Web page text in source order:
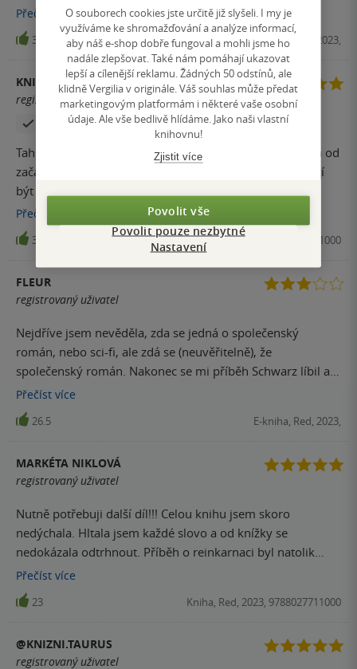
Epocha, jinak bych nemela klid a nelituji, bylo to krasne.
Přečíst více
30 E-kniha, Red, 2023,
KNIHOMOLKA_Z_HOR
registrovaný uživatel
Zakoupil produkt
Tahle knížka vážně klame svojí obálkou. Swayze mi byla od
začátku velmi sympatická. Energická žena, která se snaží
být tu pro lidi, na kterých jí záleží. Líbilo se mi, jak
přistupuje k malé Morgan, bylo vidět, že ji má velmi ráda,
ale nehraje si na její maminku. Nate mě moc bavil, jeho
humor mě několikrát rozesmál. Jsem zvědavá, kam se
jejich vztah posune v dalších dílech. Jediná postava, která
mě trochu štvala byl Grif, ale jen asi první třetinu knihy.
Sexy, krásný, hodný, vnímavý, chápavý, prostě absolutně
dokonalý Swayzin přítel. Naštěstí se poté projevil jako
člověk a dál už to byl normální muž z masa a kostí. Příběh
mě opravdu bavil, je čtivě napsaný a líbilo se mi spojení
romantické linky s prvky tajemna a paranormálna. To jsem
snad u žádné knížky ještě neviděla a vážně to bylo skvělé
čtení. Na konci samozřejmě přišel obrovský WOW
dozvíme jak je to s tímto trojlístkem hlavních postav dál.
Přečíst
30 Kniha, Red, 2023, 9788027711000
FLEUR
registrovaný uživatel
Nejdříve jsem nevěděla, zda se jedná o společenský
román, nebo sci-fi, ale zdá se (neuvěřitelně), že
společenský román. Nakonec se mi příběh Schwarz líbil a
jelikož skončil parádním cliff-hangerem, těším se na
pokračování.
Přečíst více
26.5 E-kniha, Red, 2023,
MARKÉTA NIKLOVÁ
registrovaný uživatel
Nutně potřebuji další díl!!! Celou knihu jsem skoro
nedýchala. Hltala jsem každé slovo a od knížky se
nedokázala odtrhnout. Příběh o reinkarnaci byl natolik
zajímavý, že mě štve, že jsem nepočkala až budou všechny
díly. Ten konec... Prostě jedním slovem BOMBA!
Přečíst více
23 Kniha, Red, 2023, 9788027711000
@KNIZNI.TAURUS
registrovaný uživatel
O souborech cookies jste určitě již slyšeli. I my je
využíváme ke shromažďování a analýze informací,
aby náš e-shop dobře fungoval a mohli jsme ho
nadále zlepšovat. Také nám pomáhají ukazovat
lepší a cílenější reklamu. Žádných 50 odstínů, ale
klidně Vergilia v originále. Váš souhlas může předat
marketingovým platformám i některé vaše osobní
údaje. Ale vše bedlivě hlídáme. Jako naši vlastní
knihovnu!
Zjistit více
Povolit vše
Povolit pouze nezbytné
Nastavení